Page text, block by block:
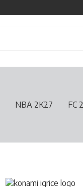
NBA 2K27 FC